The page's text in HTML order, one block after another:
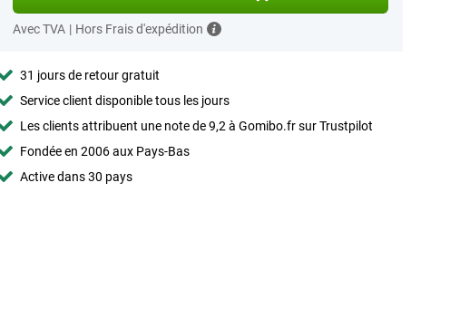
Avec TVA | Hors Frais d'expédition
31 jours de retour gratuit
Service client disponible tous les jours
Les clients attribuent une note de 9,2 à Gomibo.fr sur Trustpilot
Fondée en 2006 aux Pays-Bas
Active dans 30 pays